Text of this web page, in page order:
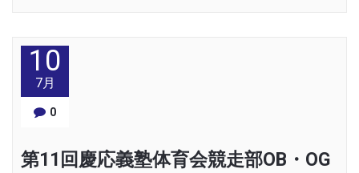
10
7月
0
第11回慶応義塾体育会競走部OB・OG